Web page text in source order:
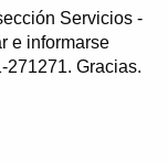
Servicios -
e informarse
271271. Gracias.